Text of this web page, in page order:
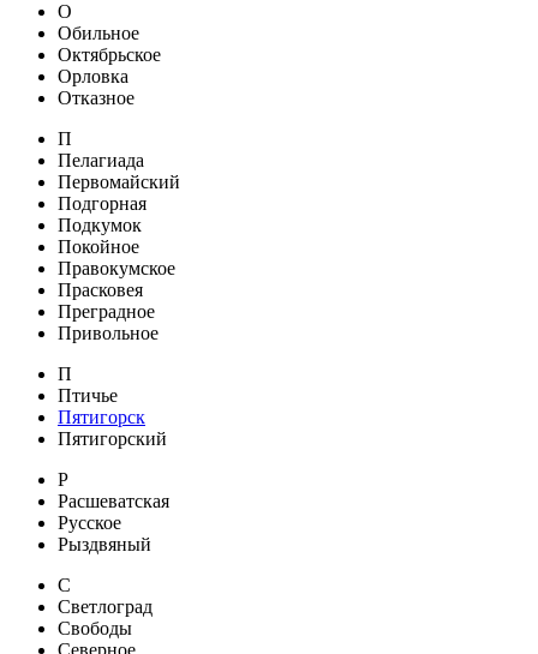
О
Обильное
Октябрьское
Орловка
Отказное
П
Пелагиада
Первомайский
Подгорная
Подкумок
Покойное
Правокумское
Прасковея
Преградное
Привольное
П
Птичье
Пятигорск
Пятигорский
Р
Расшеватская
Русское
Рыздвяный
С
Светлоград
Свободы
Северное